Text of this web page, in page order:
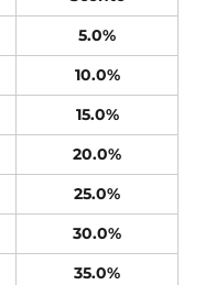
5.0%
10.0%
15.0%
20.0%
25.0%
30.0%
35.0%